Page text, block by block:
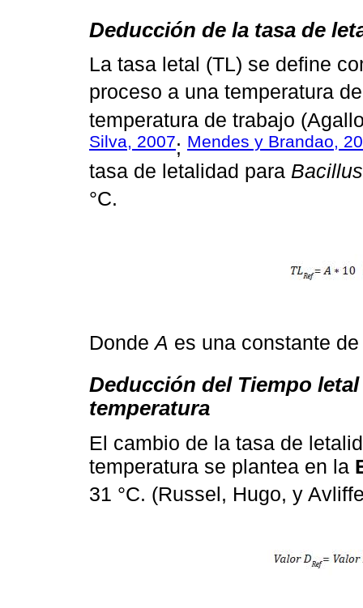
Deducción de la tasa de
La tasa letal (TL) se define
proceso a una temperatura
temperatura de trabajo
Silva, 2007; Mendes y Brandao,
tasa de letalidad para
°C.
DondeA es una constante
Deducción del Tiempo
temperatura
El cambio de la tasa de
temperatura se plantea en la
31 °C. (Russel, Hugo, y